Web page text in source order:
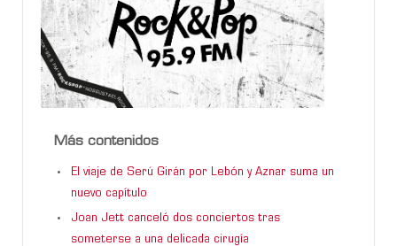
Más contenidos
El viaje de Serú Girán por Lebón y Aznar suma un
nuevo capítulo
Joan Jett canceló dos conciertos tras
someterse a una delicada cirugía